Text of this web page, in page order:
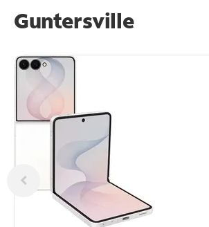
Guntersville